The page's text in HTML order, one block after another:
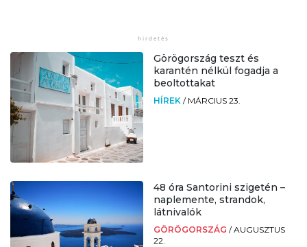
Görögország teszt és
karantén nélkül fogadja a
beoltottakat
HÍREK / MÁRCIUS 23.
48 óra Santorini szigetén –
naplemente, strandok,
látnivalók
GÖRÖGORSZÁG /AUGUSZTUS
22.